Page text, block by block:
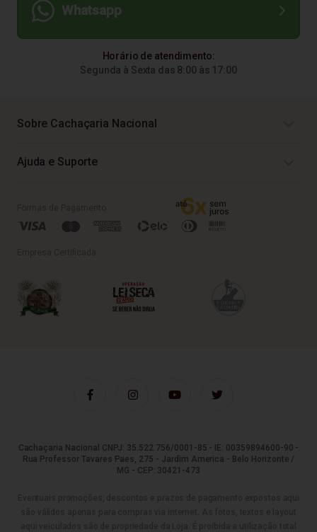
Whatsapp
Horário de atendimento:
Segunda à Sexta das 8:00 às 17:00
Sobre Cachaçaria Nacional
Ajuda e Suporte
Cachaçaria Nacional CNPJ: 35.522.756/0001-85 - IE: 00359894600-90 -
Rua Professor Tavares Paes, 275 - Jardim America - Belo Horizonte /
MG - CEP: 30421-473